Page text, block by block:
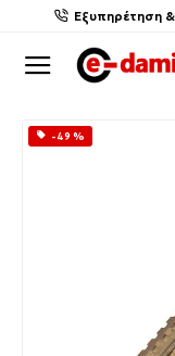
Εξυπηρέτηση &
-49 %